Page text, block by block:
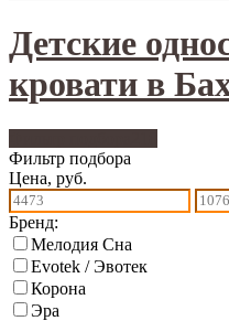
Детские
кровати в
Фильтр подбора
Цена, руб.
Бренд:
Мелодия Сна
Evotek / Эвотек
Корона
Эра